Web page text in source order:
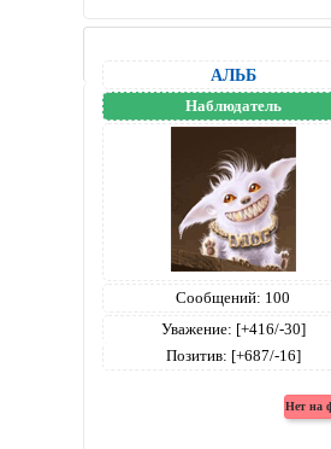
АЛЬБ
Наблюдатель
Сообщений: 100
Уважение: [+416/-30]
Позитив: [+687/-16]